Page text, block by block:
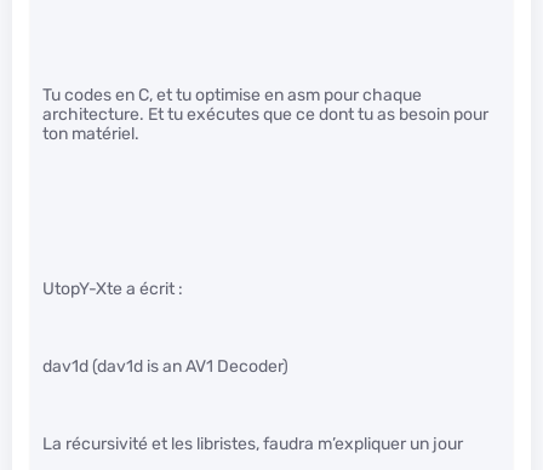
Tu codes en C, et tu optimise en asm pour chaque
architecture. Et tu exécutes que ce dont tu as besoin pour
ton matériel.
UtopY-Xte a écrit :
dav1d (dav1d is an AV1 Decoder)
La récursivité et les libristes, faudra m’expliquer un jour